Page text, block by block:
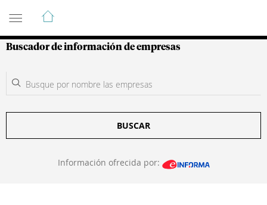
Guía de Empresas Colombianas
Buscador de información de empresas
BUSCAR
Información ofrecida por: